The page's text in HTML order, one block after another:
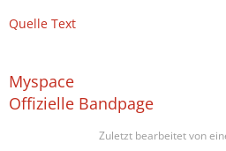
Quelle Text
Myspace
Offizielle Bandpage
Zuletzt bearbeitet von